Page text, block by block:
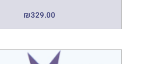
₪329.00